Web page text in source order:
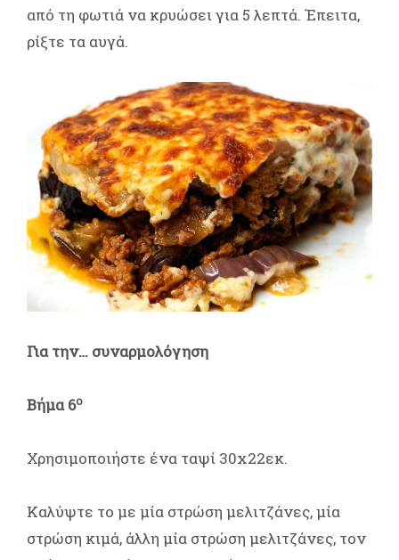
από τη φωτιά να κρυώσει για 5 λεπτά. Έπειτα,
ρίξτε τα αυγά.
Για την… συναρμολόγηση
Βήμα 6ο
Χρησιμοποιήστε ένα ταψί 30x22εκ.
Καλύψτε το με μία στρώση μελιτζάνες, μία
στρώση κιμά, άλλη μία στρώση μελιτζάνες, τον